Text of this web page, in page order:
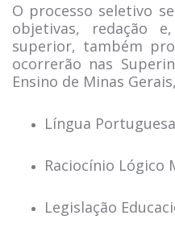
O processo seletivo
objetivas, redação
superior, também
ocorrerão nas
Ensino de Minas
Língua
Raciocínio Lógico
Legislação